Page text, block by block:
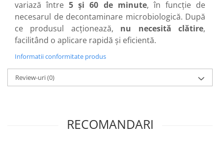
variază între5 și 60 de minute, în funcție de
necesarul de decontaminare microbiologică. După
ce produsul acționează, nu necesită clătire,
facilitând o aplicare rapidă și eficientă.
Informatii conformitate produs
Review-uri(0)
RECOMANDARI